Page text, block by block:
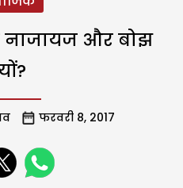
नाजायज और बोझ
फरवरी 8, 2017